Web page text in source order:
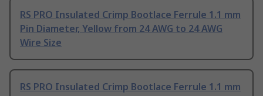
RS PRO Insulated Crimp Bootlace Ferrule 1.1 mm
Pin Diameter, Yellow from 24 AWG to 24 AWG
Wire Size
RS PRO Insulated Crimp Bootlace Ferrule 1.1 mm